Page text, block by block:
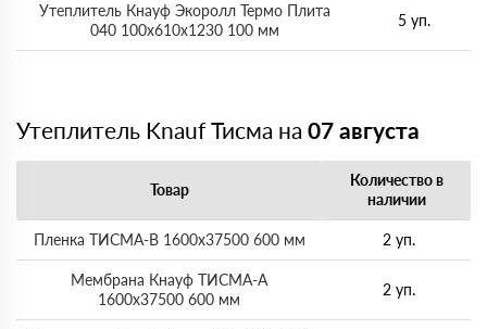
Утеплитель Кнауф Экоролл Термо Плита
040 100х610х1230 100 мм
5 уп.
Утеплитель Knauf Тисма на 07 августа
Товар
Количество в
наличии
Пленка ТИСМА-В 1600х37500 600 мм 2 уп.
Мембрана Кнауф ТИСМА-А
1600х37500 600 мм
2 уп.